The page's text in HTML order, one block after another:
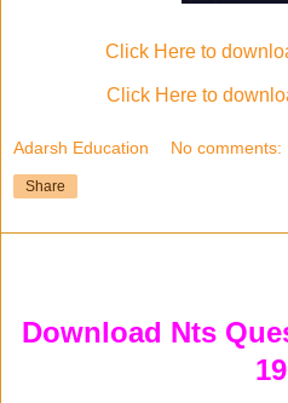
Click Here to
Click Here to
Adarsh Education No comments:
Share
Download Nts
19